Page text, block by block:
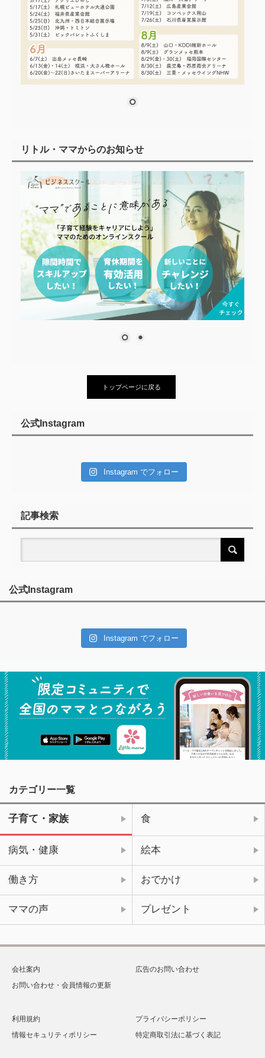
リトル・ママからのお知らせ
トップページに戻る
公式Instagram
Instagram でフォロー
記事検索
公式Instagram
Instagram でフォロー
カテゴリー一覧
子育て・家族 食
病気・健康 絵本
働き方 おでかけ
ママの声 プレゼント
会社案内
広告のお問い合わせ
お問い合わせ・会員情報の更新
利用規約
プライバシーポリシー
情報セキュリティポリシー
特定商取引法に基づく表記